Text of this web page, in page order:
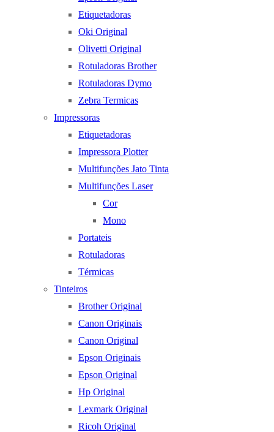
Etiquetadoras
Oki Original
Olivetti Original
Rotuladoras Brother
Rotuladoras Dymo
Zebra Termicas
Impressoras
Etiquetadoras
Impressora Plotter
Multifunções Jato Tinta
Multifunções Laser
Cor
Mono
Portateis
Rotuladoras
Térmicas
Tinteiros
Brother Original
Canon Originais
Canon Original
Epson Originais
Epson Original
Hp Original
Lexmark Original
Ricoh Original